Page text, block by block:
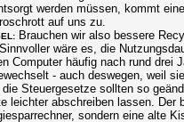
werden müssen, kommt
auf uns zu.
Brauchen wir also bessere
Sinnvoller wäre es, die
Computer häufig nach rund drei
- auch deswegen, weil
Steuergesetze sollten so
leichter abschreiben lassen. Der
sondern eine alte